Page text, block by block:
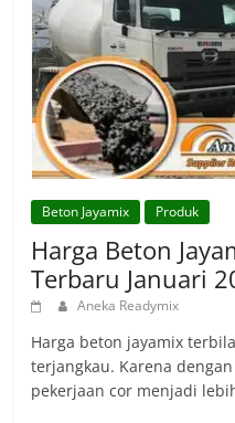
Beton Jayamix Produk
Harga Beton
Terbaru Januari
Aneka Readymix
Harga beton jayamix
terjangkau. Karena
pekerjaan cor menjadi